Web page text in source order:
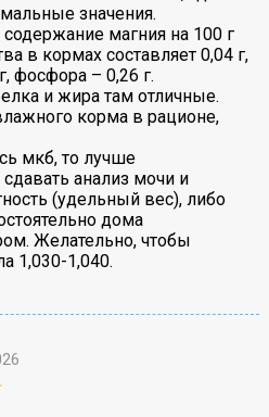
значения.
магния на 100 г
в кормах составляет 0,04 г,
фосфора – 0,26 г.
и жира там отличные.
корма в рационе,
мкб, то лучше
анализ мочи и
(удельный вес), либо
дома
Желательно, чтобы
1,030-1,040.